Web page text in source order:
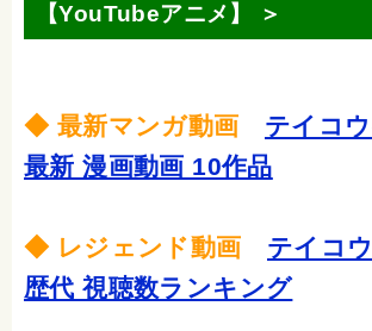
【YouTubeアニメ】 ＞
◆ 最新マンガ動画 テイコ
最新 漫画動画 10作品
◆ レジェンド動画 テイコ
歴代 視聴数ランキング